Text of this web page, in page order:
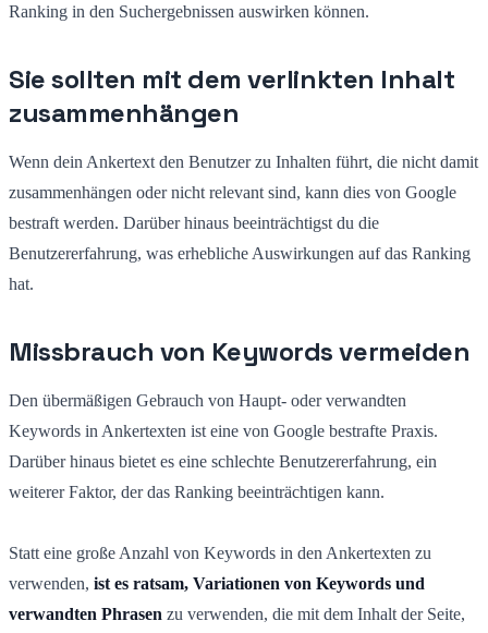
Ranking in den Suchergebnissen auswirken können.
Sie sollten mit dem verlinkten Inhalt
zusammenhängen
Wenn dein Ankertext den Benutzer zu Inhalten führt, die nicht damit
zusammenhängen oder nicht relevant sind, kann dies von Google
bestraft werden. Darüber hinaus beeinträchtigst du die
Benutzererfahrung, was erhebliche Auswirkungen auf das Ranking
hat.
Missbrauch von Keywords vermeiden
Den übermäßigen Gebrauch von Haupt- oder verwandten
Keywords in Ankertexten ist eine von Google bestrafte Praxis.
Darüber hinaus bietet es eine schlechte Benutzererfahrung, ein
weiterer Faktor, der das Ranking beeinträchtigen kann.
Statt eine große Anzahl von Keywords in den Ankertexten zu
verwenden, ist es ratsam, Variationen von Keywords und
verwandten Phrasen zu verwenden, die mit dem Inhalt der Seite,